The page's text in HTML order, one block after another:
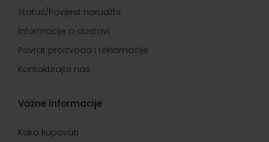
Status/Povijest narudžbi
Informacije o dostavi
Povrat proizvoda i reklamacije
Kontaktirajte nas
Važne informacije
Kako kupovati